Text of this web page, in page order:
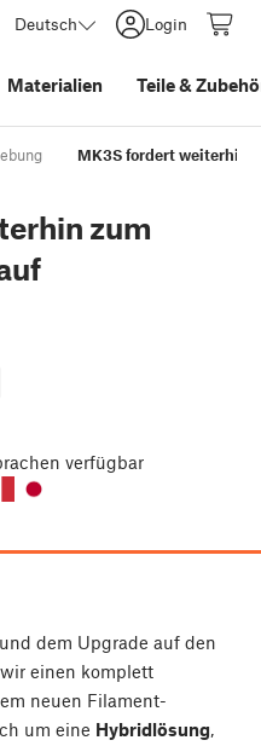
Deutsch Login
Materialien Teile&
MK3S fordert weiterhin
zum
verfügbar
dem Upgrade auf den
einen komplett
neuen Filament-
um eine Hybridlösung,